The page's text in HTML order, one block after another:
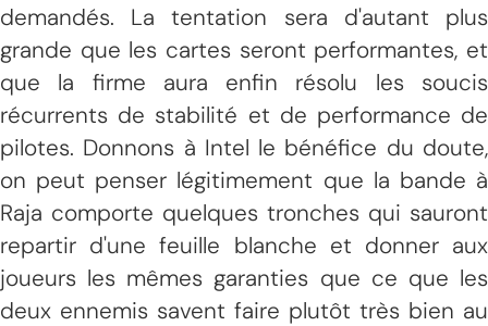
demandés. La tentation sera d'autant plus
grande que les cartes seront performantes, et
que la firme aura enfin résolu les soucis
récurrents de stabilité et de performance de
pilotes. Donnons à Intel le bénéfice du doute,
on peut penser légitimement que la bande à
Raja comporte quelques tronches qui sauront
repartir d'une feuille blanche et donner aux
joueurs les mêmes garanties que ce que les
deux ennemis savent faire plutôt très bien au